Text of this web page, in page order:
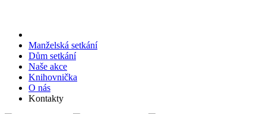
Manželská setkání
Dům setkání
Naše akce
Knihov­nička
O nás
Kontakty